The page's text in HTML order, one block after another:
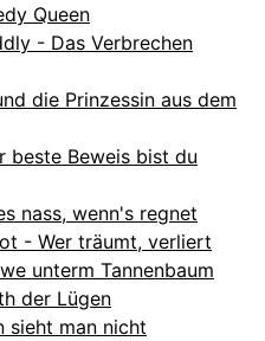
Queen
- Das Verbrechen
die Prinzessin aus dem
beste Beweis bist du
nass, wenn's regnet
- Wer träumt, verliert
unterm Tannenbaum
der Lügen
sieht man nicht